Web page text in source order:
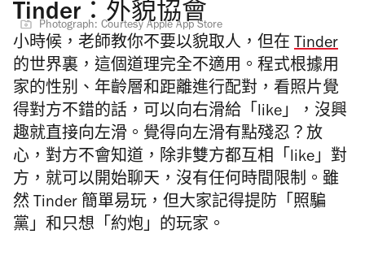
Tinder：外貌協會
Photograph: Courtesy Apple App Store
小時候，老師教你不要以貌取人，但在 Tinder
的世界裏，這個道理完全不適用。程式根據用
家的性别、年齡層和距離進行配對，看照片覺
得對方不錯的話，可以向右滑給「like」，沒興
趣就直接向左滑。覺得向左滑有點殘忍？放
心，對方不會知道，除非雙方都互相「like」對
方，就可以開始聊天，沒有任何時間限制。雖
然 Tinder 簡單易玩，但大家記得提防「照騙
黨」和只想「約炮」的玩家。